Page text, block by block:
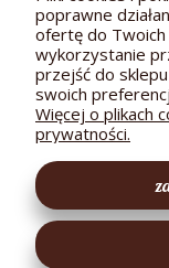
poprawne
ofertę do
wykorzystanie
przejść do
swoich
Więcej o plikach
prywatności.